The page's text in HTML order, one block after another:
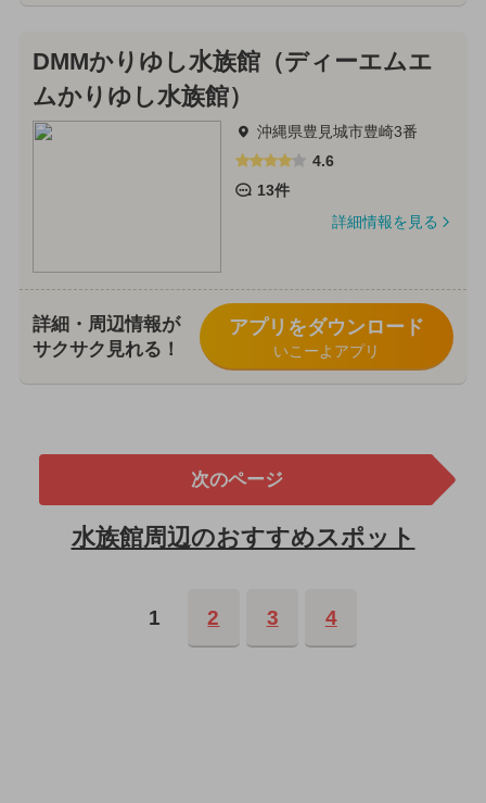
DMMかりゆし水族館（ディーエムエ
ムかりゆし水族館）
沖縄県豊見城市豊崎3番
4.6
13件
詳細情報を見る
詳細・周辺情報が
サクサク見れる！
アプリをダウンロード
いこーよアプリ
次のページ
水族館周辺のおすすめスポット
1 2 3 4